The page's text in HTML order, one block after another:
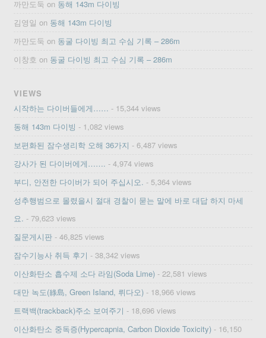
까만도둑 on 동해 143m 다이빙
김영일 on 동해 143m 다이빙
까만도둑 on 동굴 다이빙 최고 수심 기록 – 286m
이창호 on 동굴 다이빙 최고 수심 기록 – 286m
VIEWS
시작하는 다이버들에게…… - 15,344 views
동해 143m 다이빙 - 1,082 views
보편화된 잠수생리학 오해 36가지 - 6,487 views
강사가 된 다이버에게……. - 4,974 views
부디, 안전한 다이버가 되어 주십시오. - 5,364 views
성추행범으로 몰렸을시 절대 경찰이 묻는 말에 바로 대답 하지 마세
요. - 79,623 views
질문게시판 - 46,825 views
잠수기능사 취득 후기 - 38,342 views
이산화탄소 흡수제 소다 라임(Soda Lime) - 22,581 views
대만 녹도(綠島, Green Island, 뤼다오) - 18,966 views
트랙백(trackback)주소 보여주기 - 18,696 views
이산화탄소 중독증(Hypercapnia, Carbon Dioxide Toxicity) - 16,150